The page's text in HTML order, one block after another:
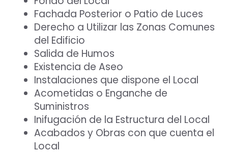
Fachada Posterior o Patio de Luces
Derecho a Utilizar las Zonas Comunes
del Edificio
Salida de Humos
Existencia de Aseo
Instalaciones que dispone el Local
Acometidas o Enganche de
Suministros
Inifugación de la Estructura del Local
Acabados y Obras con que cuenta el
Local